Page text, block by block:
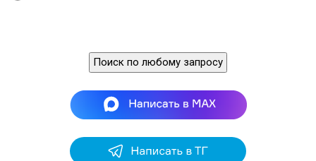
Поиск по любому запросу